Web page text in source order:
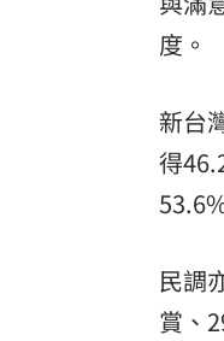
度。
新台
得
民調
賞、